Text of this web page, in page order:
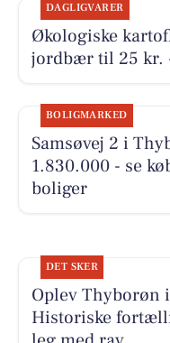
DAGLIGVARER
Økologiske
jordbær til 25 kr.
BOLIGMARKED
Samsøvej 2 i
1.830.000 - se
boliger
DET SKER
Oplev Thyborøn
Historiske